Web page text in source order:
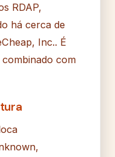
RDAP,
há cerca de
Inc.. É
com